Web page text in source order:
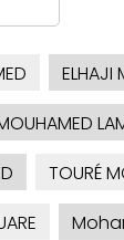
TOURÉ